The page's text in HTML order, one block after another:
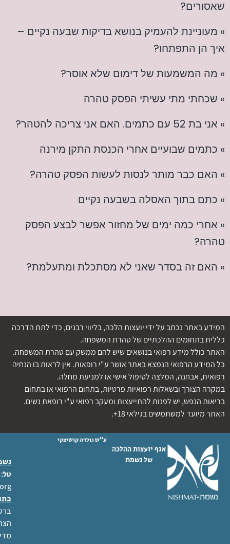
שאסורים?
» מעוניינת להעמיק בנושא בדיקות שבעה נקיים –
איך הן התפתחו?
» מה המשמעות של דימום שלא אוסר?
» שכחתי מתי עשיתי הפסק טהרה
» אני בת 52 עם כתמים. האם אני צריכה להטהר?
» כתמים שבועיים אחרי הכנסת התקן מירנה
» האם כבר מותר לנסות לעשות הפסק טהרה?
» כתם בתוך האסלה בשבעה נקיים
» אחרי כמה ימים של מחזור אפשר לבצע הפסק
טהרה?
» האם זה בסדר שאני לא מסתכלת ומתעלמת?
המידע באתר נכתב על ידי יועצות הלכה, בליווי רבנים, כדי לתת הדרכה
כללית בתחומים ההלכתיים של טהרת המשפחה.
האתר כולל מידע רפואי בנושאים שיש להם ממשק עם טהרת המשפחה.
כל המידע הרפואי הנמצא באתר אושר ע"י רופאות. אין לראות בו הנחיה
רפואית, אבחנה, המלצה לטיפול אישי או למניעת מחלה.
במקרה הצורך ובשאלות רפואיות פרטיות, בתחום הרפואי או בתחום
בריאות הנפש, יש לפנות להתייעצות ומעקב רפואי ע"י רופאת נשים.
האתר מיועד למשתמשים בגילאי 18+.
אגף יועצות ההלכה
של נשמת
ע"ש גולדה קושיצקי
טל: 02-6404333
ברל